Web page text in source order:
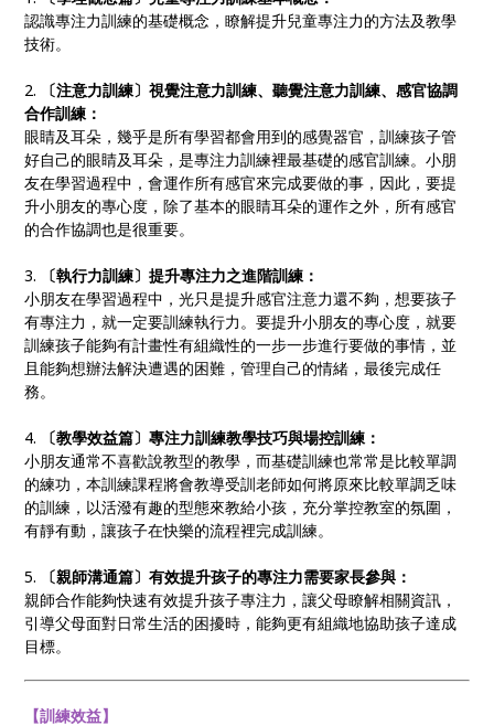
認識專注力訓練的基礎概念，瞭解提升兒童專注力的方法及教學
技術。
2. 〔注意力訓練〕視覺注意力訓練、聽覺注意力訓練、感官協調
合作訓練：
眼睛及耳朵，幾乎是所有學習都會用到的感覺器官，訓練孩子管
好自己的眼睛及耳朵，是專注力訓練裡最基礎的感官訓練。小朋
友在學習過程中，會運作所有感官來完成要做的事，因此，要提
升小朋友的專心度，除了基本的眼睛耳朵的運作之外，所有感官
的合作協調也是很重要。
3. 〔執行力訓練〕提升專注力之進階訓練：
小朋友在學習過程中，光只是提升感官注意力還不夠，想要孩子
有專注力，就一定要訓練執行力。要提升小朋友的專心度，就要
訓練孩子能夠有計畫性有組織性的一步一步進行要做的事情，並
且能夠想辦法解決遭遇的困難，管理自己的情緒，最後完成任
務。
4. 〔教學效益篇〕專注力訓練教學技巧與場控訓練：
小朋友通常不喜歡說教型的教學，而基礎訓練也常常是比較單調
的練功，本訓練課程將會教導受訓老師如何將原來比較單調乏味
的訓練，以活潑有趣的型態來教給小孩，充分掌控教室的氛圍，
有靜有動，讓孩子在快樂的流程裡完成訓練。
5. 〔親師溝通篇〕有效提升孩子的專注力需要家長參與：
親師合作能夠快速有效提升孩子專注力，讓父母瞭解相關資訊，
引導父母面對日常生活的困擾時，能夠更有組織地協助孩子達成
目標。
【訓練效益】